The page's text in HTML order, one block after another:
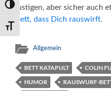
Umschalten auf hohe Kontraste
Schrift vergrößern
lustigen, aber sicher auch
Bett, dass Dich rauswirft.
Allgemein
BETT KATAPULT COLIN
HUMOR
RAUSWURF-